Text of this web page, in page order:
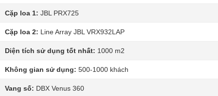
Cặp loa 1: JBL PRX725
Cặp loa 2: Line Array JBL VRX932LAP
Diện tích sử dụng tốt nhất: 1000 m2
Không gian sử dụng: 500-1000 khách
Vang số: DBX Venus 360